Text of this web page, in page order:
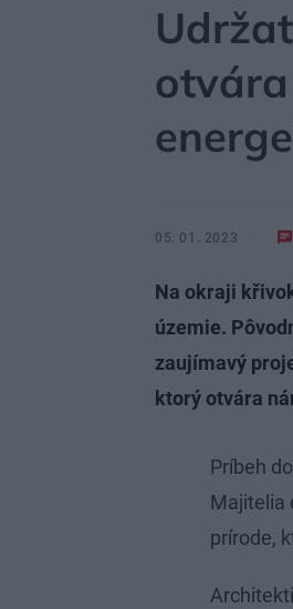
05. 01. 2023
Na okraji
územie.
zaujímavý
ktorý otvára
Príbeh
Majitelia
prírode,